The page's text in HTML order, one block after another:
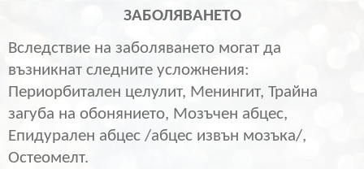
ЗАБОЛЯВАНЕТО
Вследствие на заболяването могат да
възникнат следните усложнения:
Периорбитален целулит, Менингит, Трайна
загуба на обонянието, Мозъчен абцес,
Епидурален абцес /абцес извън мозъка/,
Остеомелт.